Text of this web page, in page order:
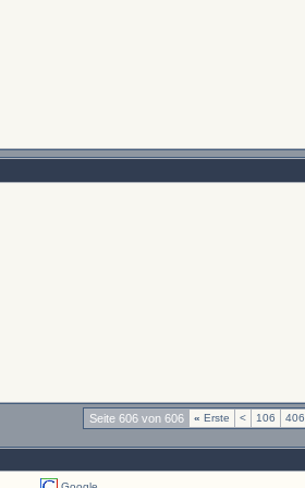
Seite 606 von 606 « Erste < 106 406